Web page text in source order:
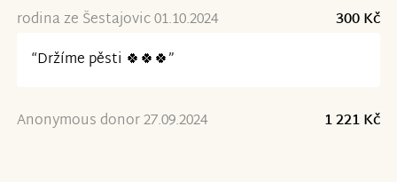
rodina ze Šestajovic 01.10.2024
300 Kč
“Držíme pěsti 🍀🍀🍀”
Anonymous donor 27.09.2024 1 221 Kč